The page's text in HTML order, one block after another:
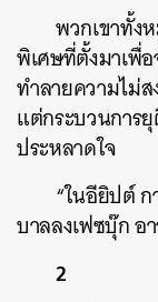
พวกเขาทั้ง
พิเศษที่ตั้งมาเพื่
ทำลายความไม่
แต่กระบวนการ
ประหลาดใจ
“ในอียิปต์
บาลลงเฟซบุ๊ก อ
2